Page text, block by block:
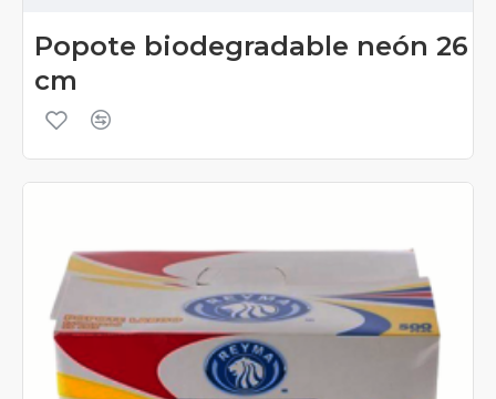
Popote biodegradable neón 26
cm